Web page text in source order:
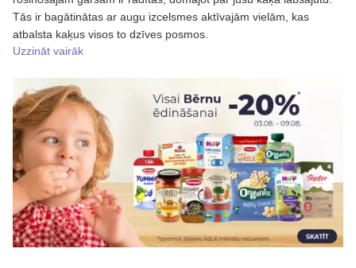
Tās ir bagātinātas ar augu izcelsmes aktīvajām vielām, kas
atbalsta kaķus visos to dzīves posmos.
Uzzināt vairāk